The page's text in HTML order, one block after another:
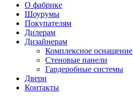
О фабрике
Шоурумы
Покупателям
Дилерам
Дизайнерам
Комплексное оснащение
Стеновые панели
Гардеробные системы
Двери
Контакты